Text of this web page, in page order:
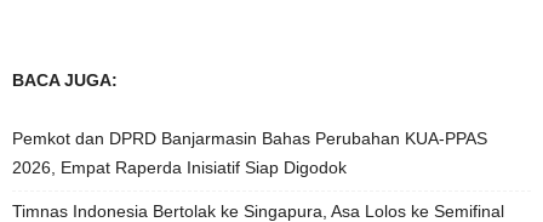
BACA JUGA:
Pemkot dan DPRD Banjarmasin Bahas Perubahan KUA-PPAS
2026, Empat Raperda Inisiatif Siap Digodok
Timnas Indonesia Bertolak ke Singapura, Asa Lolos ke Semifinal